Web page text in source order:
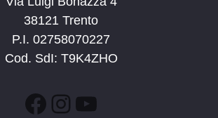
38121 Trento
P.I. 02758070227
Cod. SdI: T9K4ZHO
Facebook
Instagram
YouTube